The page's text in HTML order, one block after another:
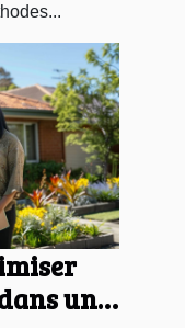
un